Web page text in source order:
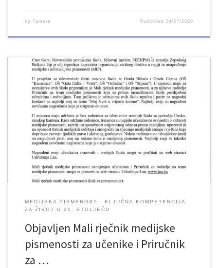
by Tamara Published04/07/2020
Projekt Udruženja „Lan“ iz Bihaća pod nazivom „Medijska
pismenost – ključna kompetencija za život u 21. stoljeću“ koji se
realizira u periodu januar – juni 2020. godine, podržan je kroz
dodjelu granta Evropske Unije u okviru regionalnog projekta
„Mediji za građane – građani za medije“, projekta sedam
organizacija za razvoj medija (Fondacija […]
MEDIJSKA PISMENOST - KLJUČNA KOMPETENCIJA
ZA ŽIVOT U 21. STOLJEĆU
Objavljen Mali rječnik medijske
pismenosti za učenike i Priručnik
za …